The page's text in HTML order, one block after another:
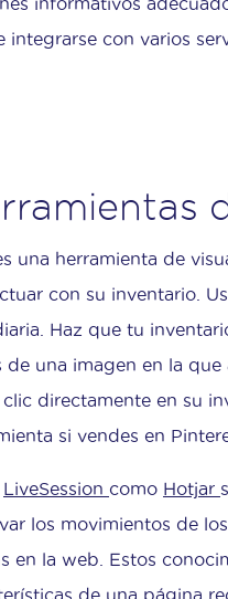
integrarse con varios
una herramienta de
con su inventario.
Haz que tu
de una imagen en la
clic directamente en su
si vendes en
LiveSession como Hotjar
los movimientos de
en la web. Estos
de una página